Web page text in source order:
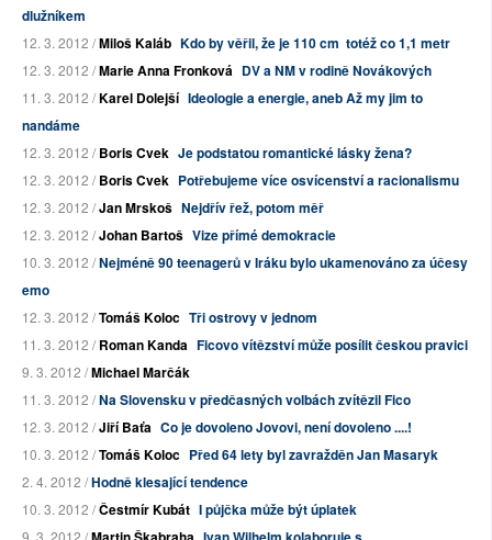
dlužníkem
12. 3. 2012 /Miloš Kaláb Kdo by věřil, že je 110 cm totéž co 1,1 metr
12. 3. 2012 /Marie Anna Fronková DV a NM v rodině Novákových
11. 3. 2012 /Karel Dolejší Ideologie a energie, aneb Až my jim to
nandáme
12. 3. 2012 /Boris Cvek Je podstatou romantické lásky žena?
12. 3. 2012 /Boris Cvek Potřebujeme více osvícenství a racionalismu
12. 3. 2012 /Jan Mrskoš Nejdřív řež, potom měř
12. 3. 2012 /Johan Bartoš Vize přímé demokracie
10. 3. 2012 /Nejméně 90 teenagerů v Iráku bylo ukamenováno za účesy
emo
12. 3. 2012 /Tomáš Koloc Tři ostrovy v jednom
11. 3. 2012 /Roman Kanda Ficovo vítězství může posílit českou pravici
9. 3. 2012 /Michael Marčák
11. 3. 2012 /Na Slovensku v předčasných volbách zvítězil Fico
12. 3. 2012 /Jiří Baťa Co je dovoleno Jovovi, není dovoleno ....!
10. 3. 2012 /Tomáš Koloc Před 64 lety byl zavražděn Jan Masaryk
2. 4. 2012 /Hodně klesající tendence
10. 3. 2012 /Čestmír Kubát I půjčka může být úplatek